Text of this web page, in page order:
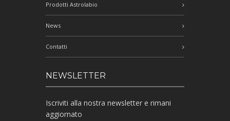
Prodotti Astrolabio
News
Contatti
NEWSLETTER
Iscriviti alla nostra newsletter e rimani
aggiornato